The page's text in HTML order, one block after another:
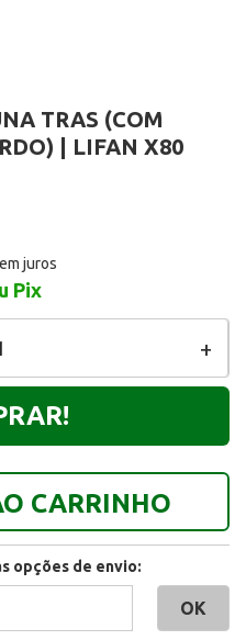
TRAS (COM
| LIFAN X80
Pix
+
CARRINHO
opções de envio: